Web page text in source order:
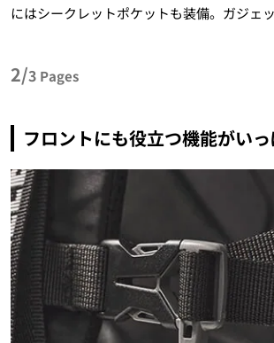
にはシークレットポケットも装備。ガジェ
2/3 Pages
フロントにも役立つ機能がいっ